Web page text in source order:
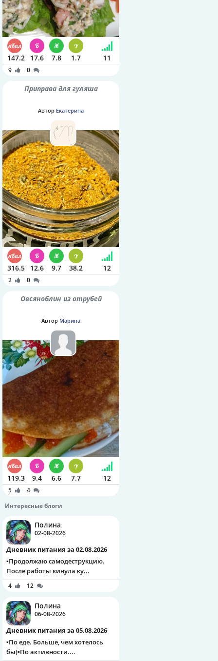
147.2 17.6 7.8 1.7 11
9 0
Приправа для гуляша
Автор Екатерина
316.5 12.6 9.7 38.2 12
2 0
Овсяноблин из отрубей
Автор Марина
119.3 9.4 6.6 7.7 12
5
4
Интересные блоги
Полина
02-08-2026
Дневник питания за 02.08.2026
▪️Продолжаю самодеструкцию.
После работы кинула ку...
4 12
Полина
06-08-2026
Дневник питания за 05.08.2026
▪️По еде. Больше, чем хотелось
бы(▪️По активности....